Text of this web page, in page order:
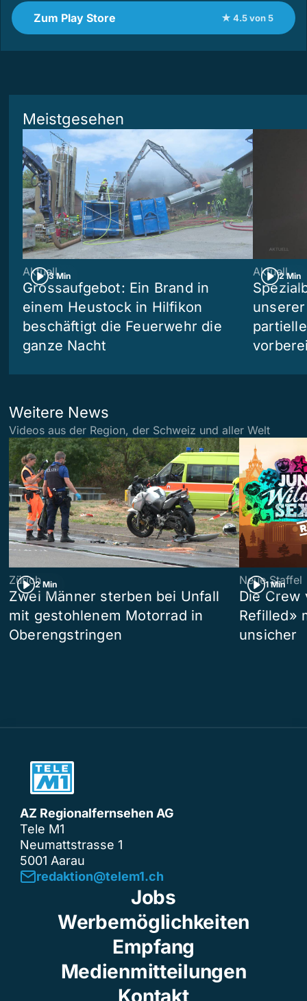
Zum Play Store ★ 4.5 von 5
Meistgesehen
3 Min
Aktuell
Grossaufgebot: Ein Brand in
einem Heustock in Hilfikon
beschäftigt die Feuerwehr die
ganze Nacht
2 Min
Aktuell
Weitere News
Videos aus der Region, der Schweiz und aller Welt
2 Min
Zürich
Zwei Männer sterben bei Unfall
mit gestohlenem Motorrad in
Oberengstringen
1 Min
Neue Staffel
Die Crew
Refilled»
unsicher
AZ Regionalfernsehen AG
Tele M1
Neumattstrasse 1
5001 Aarau
redaktion@telem1.ch
Jobs
Werbemöglichkeiten
Empfang
Medienmitteilungen
Kontakt